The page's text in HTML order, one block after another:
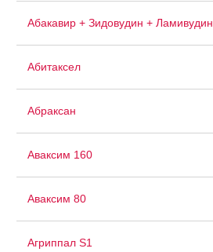
Абакавир + Зидовудин + Ламивудин
Абитаксел
Абраксан
Аваксим 160
Аваксим 80
Агриппал S1